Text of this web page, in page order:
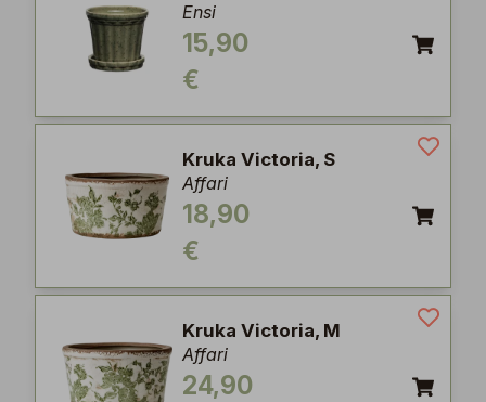
Ensi
15,90
€
Kruka Victoria, S
Affari
18,90
€
Kruka Victoria, M
Affari
24,90